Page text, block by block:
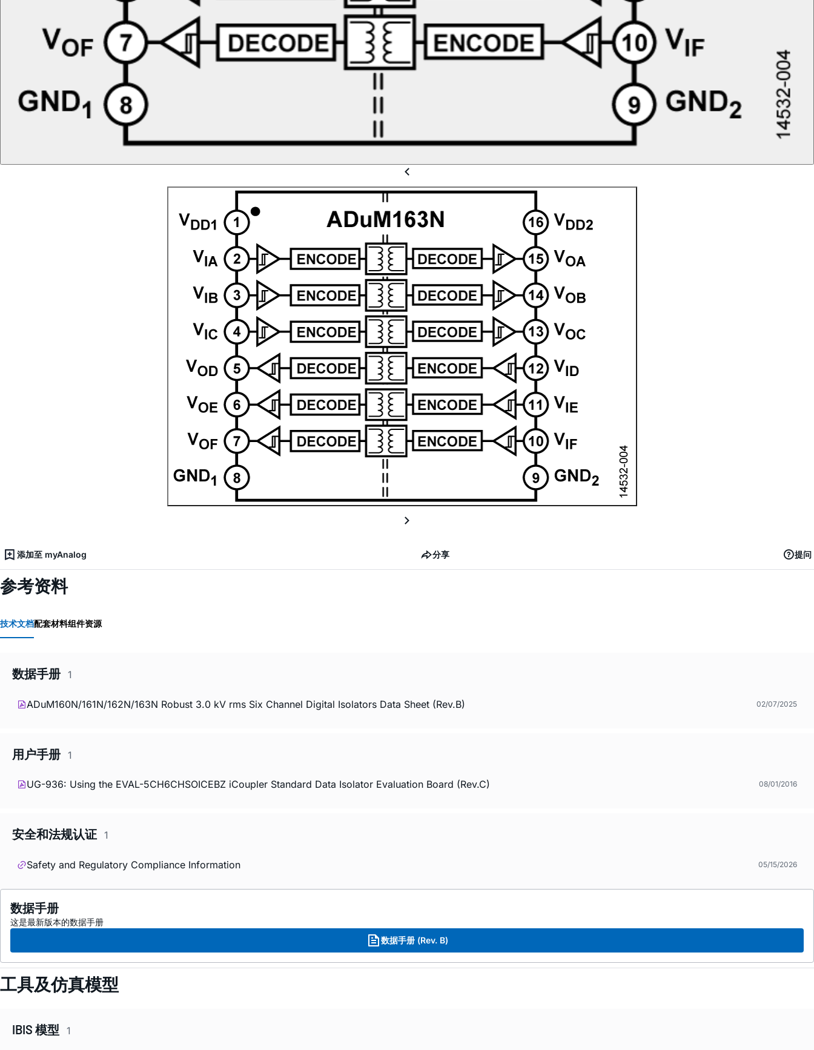
添加至 myAnalog 分享 提问
参考资料
技术文档配套材料组件资源
数据手册 1
ADuM160N/161N/162N/163N Robust 3.0 kV rms Six Channel Digital Isolators Data Sheet (Rev.B) 02/07/2025
用户手册 1
UG-936: Using the EVAL-5CH6CHSOICEBZ iCoupler Standard Data Isolator Evaluation Board (Rev.C) 08/01/2016
安全和法规认证 1
Safety and Regulatory Compliance Information 05/15/2026
数据手册
这是最新版本的数据手册
数据手册 (Rev. B)
工具及仿真模型
IBIS 模型 1